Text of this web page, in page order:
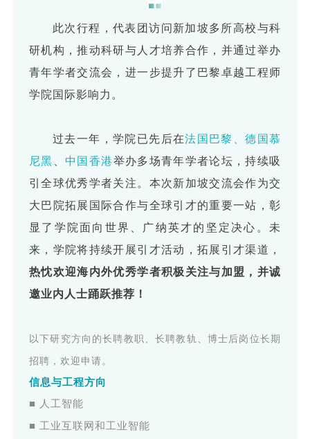
此次行程，代表团访问新加坡多所高校与科
研机构，推动科研与人才培养合作，并通过举办
青年学者交流会，进一步提升了巴黎卓越工程师
学院国际影响力。
过去一年，学院已先后在法国巴黎、德国慕
尼黑、中国香港举办多场青年学者论坛，持续吸
引全球优秀学者关注。本次新加坡交流会作为交
大巴院拓展国际合作与全球引才的重要一站，彰
显了学院面向世界、广纳英才的坚定决心。未
来，学院将持续开展引才活动，拓展引才渠道，
热忱欢迎海内外优秀学者积极关注与加盟，并诚
邀业内人士踊跃推荐！
以下研究方向的长聘教职、长聘教轨、博士后岗位长期
招聘，欢迎申请。
信息与工程方向
■ 人工智能
■ 工业互联网和工业智能